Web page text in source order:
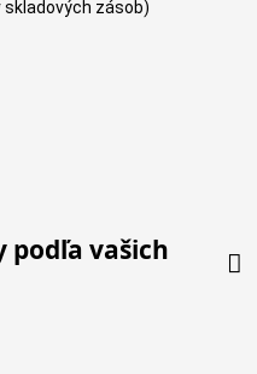
zásob)
podľa vašich